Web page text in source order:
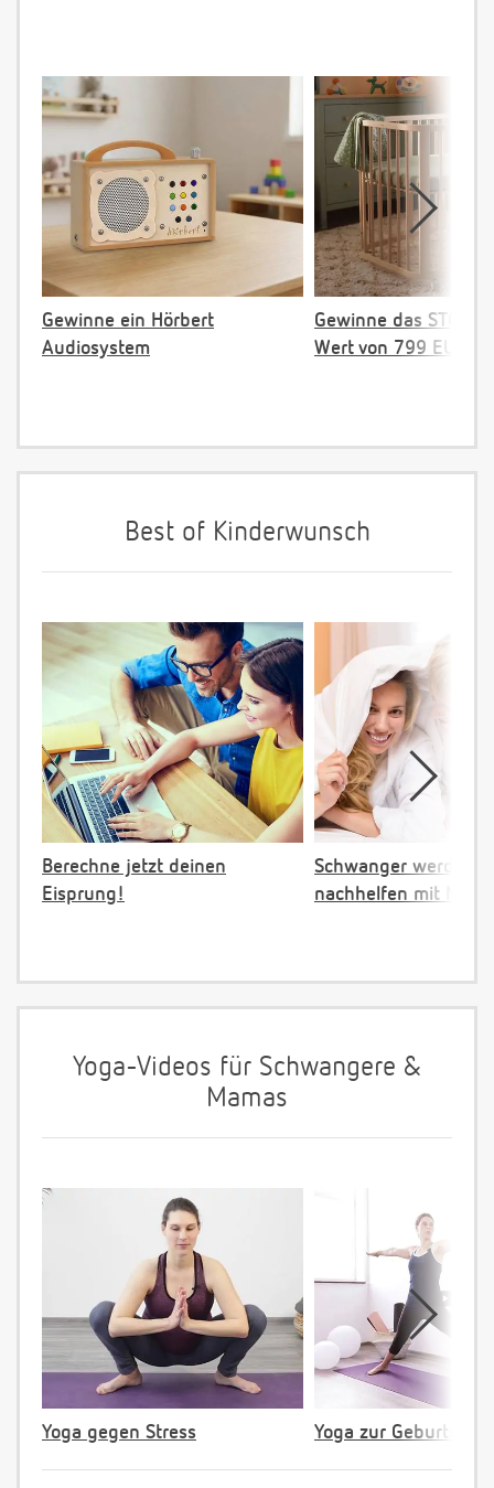
Gewinne ein Hörbert
Audiosystem
Gewinne das
Wert von 799 EUR
Best of Kinderwunsch
Berechne jetzt deinen
Eisprung!
Schwanger werden:
nachhelfen mit NFP
Yoga-Videos für Schwangere &
Mamas
Yoga gegen Stress Yoga zur